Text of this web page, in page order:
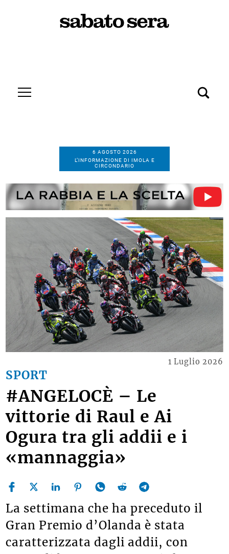
6 AGOSTO 2026
L’INFORMAZIONE DI IMOLA E
CIRCONDARIO
SPORT
1 Luglio 2026
#ANGELOCÈ – Le
vittorie di Raul e Ai
Ogura tra gli addii e i
«mannaggia»
La settimana che ha preceduto il
Gran Premio d’Olanda è stata
caratterizzata dagli addii, con